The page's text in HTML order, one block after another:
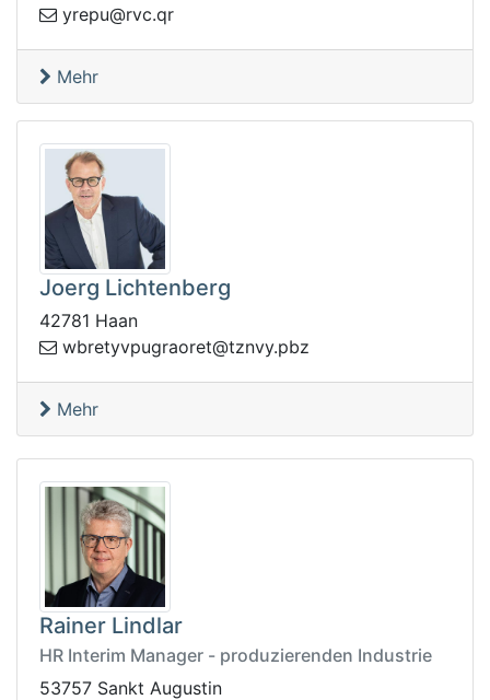
rq.cvr@
upery
Mehr
Joerg Lichtenberg
42781 Haan
zbp.yvnzt@ter
oargupvyterbw
Mehr
Rainer Lindlar
HR Interim Manager - produzierenden Industrie
53757 Sankt Augustin